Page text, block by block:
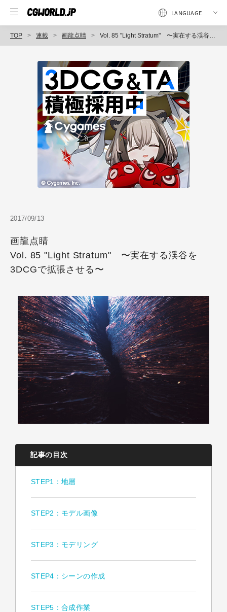
TOP 連載 画龍点睛 Vol. 85 "Light Stratum" 〜実在する渓谷を3DCGで拡張させる〜
2017/09/13
画龍点睛
Vol. 85 "Light Stratum" 〜実在する渓谷を
3DCGで拡張させる〜
記事の目次
STEP1：地層
STEP2：モデル画像
STEP3：モデリング
STEP4：シーンの作成
STEP5：合成作業